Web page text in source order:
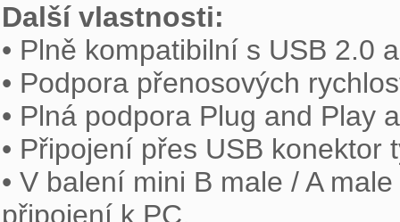
Další vlastnosti:
• Plně kompatibilní s USB 2.0
• Podpora přenosových
• Plná podpora Plug and Play
• Připojení přes USB konektor
• V balení mini B male / A
připojení k PC.